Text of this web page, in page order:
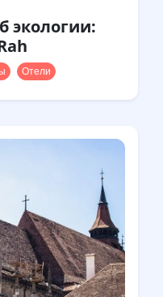
экологии:
Отели